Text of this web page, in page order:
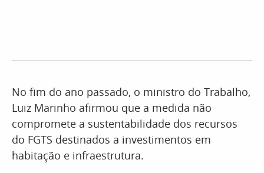
No fim do ano passado, o ministro do Trabalho,
Luiz Marinho afirmou que a medida não
compromete a sustentabilidade dos recursos
do FGTS destinados a investimentos em
habitação e infraestrutura.